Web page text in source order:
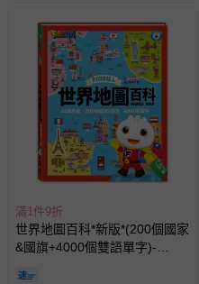
滿1件9折
世界地圖百科*新版*(200個國家
&國旗+4000個雙語單字)-